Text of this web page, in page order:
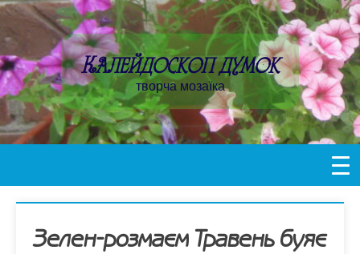
Пропустити
контент
Калейдоскоп думок
творча мозаїка
Зелен-розмаєм Травень буяє